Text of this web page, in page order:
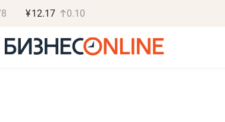
¥12.17 0.10